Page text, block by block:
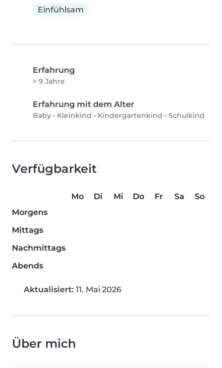
Einfühlsam
Erfahrung
> 9 Jahre
Erfahrung mit dem Alter
Baby • Kleinkind • Kindergartenkind • Schulkind
Verfügbarkeit
Mo Di Mi Do Fr Sa
So
Morgens
Mittags
Nachmittags
Abends
Aktualisiert: 11. Mai 2026
Über mich